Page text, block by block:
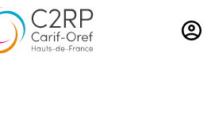
Aller
au
contenu